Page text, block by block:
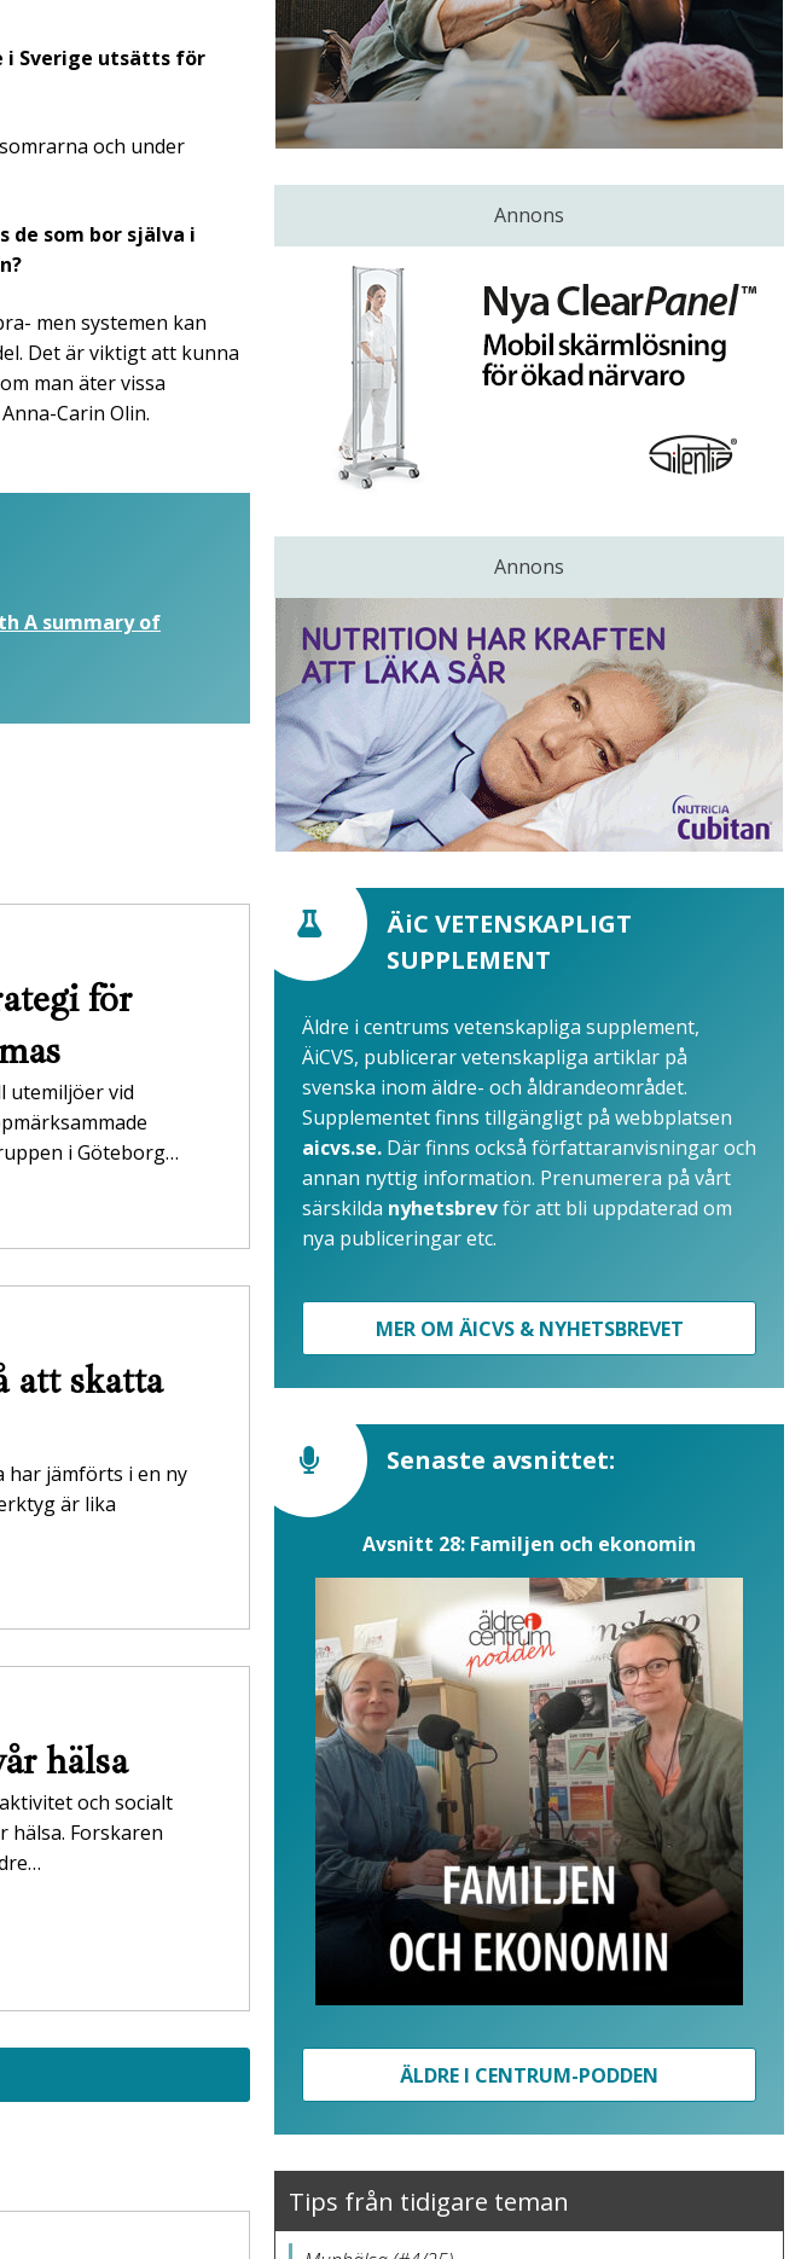
Sverige utsätts för
och under
de som bor själva i
men systemen kan
Det är viktigt att kunna
man äter vissa
Carin Olin.
A summary of
för
utemiljöer vid
i Göteborg…
att skatta
har jämförts i en ny
är lika
hälsa
och socialt
hälsa. Forskaren
Annons
Annons
ÄiC VETENSKAPLIGT
SUPPLEMENT
Äldre i centrums vetenskapliga supplement,
ÄiCVS, publicerar vetenskapliga artiklar på
svenska inom äldre- och åldrandeområdet.
Supplementet finns tillgängligt på webbplatsen
aicvs.se. Där finns också författaranvisningar och
annan nyttig information. Prenumerera på vårt
särskilda nyhetsbrevför att bli uppdaterad om
nya publiceringar etc.
MER OM ÄICVS & NYHETSBREVET
Senaste avsnittet:
Avsnitt 28: Familjen och ekonomin
ÄLDRE I CENTRUM-PODDEN
Tips från tidigare teman